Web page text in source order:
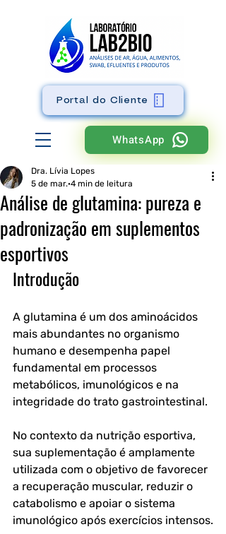
WhatsApp
Portal do Cliente
Análise de glutamina: pureza e
padronização em suplementos
esportivos
Dra. Lívia Lopes
5 de mar. 4 min de leitura
Introdução
A glutamina é um dos aminoácidos
mais abundantes no organismo
humano e desempenha papel
fundamental em processos
metabólicos, imunológicos e na
integridade do trato gastrointestinal.
No contexto da nutrição esportiva,
sua suplementação é amplamente
utilizada com o objetivo de favorecer
a recuperação muscular, reduzir o
catabolismo e apoiar o sistema
imunológico após exercícios intensos.